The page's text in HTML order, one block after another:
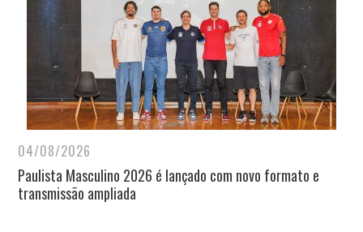
04/08/2026
Paulista Masculino 2026 é lançado com novo formato e
transmissão ampliada